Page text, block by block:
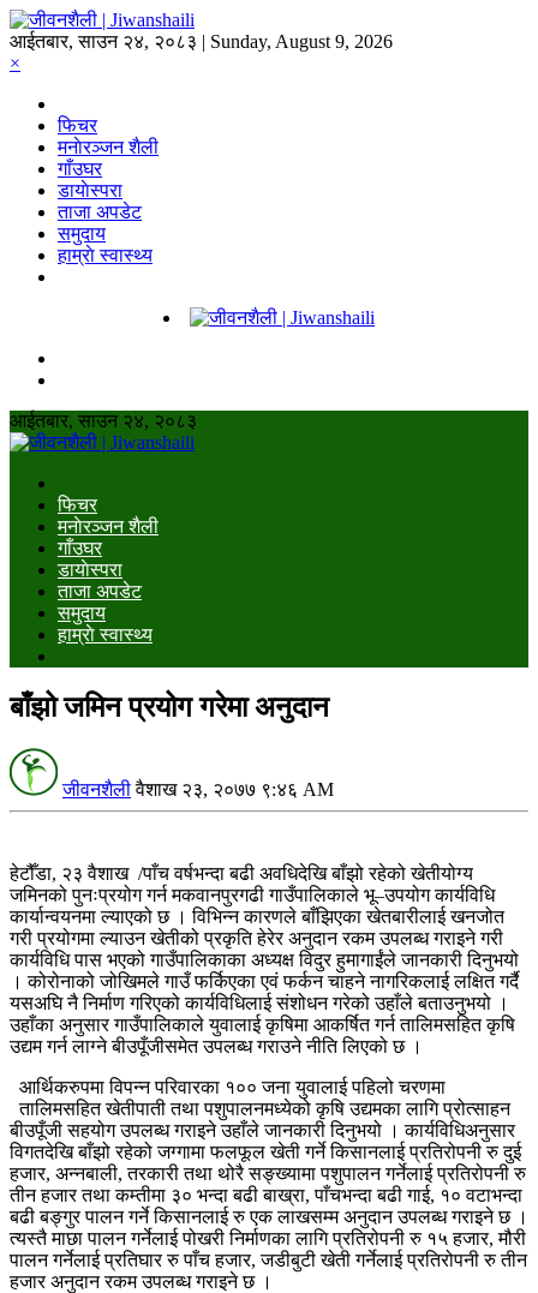
आईतबार, साउन २४, २०८३ | Sunday, August 9, 2026
×
फिचर
मनाेरञ्जन शैली
गाँउघर
डायाेस्परा
ताजा अपडेट
समुदाय
हाम्राे स्वास्थ्य
आईतबार, साउन २४, २०८३
फिचर
मनाेरञ्जन शैली
गाँउघर
डायाेस्परा
ताजा अपडेट
समुदाय
हाम्राे स्वास्थ्य
बाँझो जमिन प्रयोग गरेमा अनुदान
जीवनशैली वैशाख २३, २०७७ ९:४६ AM
हेटौँडा, २३ वैशाख /पाँच वर्षभन्दा बढी अवधिदेखि बाँझो रहेको खेतीयोग्य
जमिनको पुनःप्रयोग गर्न मकवानपुरगढी गाउँपालिकाले भू–उपयोग कार्यविधि
कार्यान्वयनमा ल्याएको छ । विभिन्न कारणले बाँझिएका खेतबारीलाई खनजोत
गरी प्रयोगमा ल्याउन खेतीको प्रकृति हेरेर अनुदान रकम उपलब्ध गराइने गरी
कार्यविधि पास भएको गाउँपालिकाका अध्यक्ष विदुर हुमागाईंले जानकारी दिनुभयो
। कोरोनाको जोखिमले गाउँ फर्किएका एवं फर्कन चाहने नागरिकलाई लक्षित गर्दै
यसअघि नै निर्माण गरिएको कार्यविधिलाई संशोधन गरेको उहाँले बताउनुभयो ।
उहाँका अनुसार गाउँपालिकाले युवालाई कृषिमा आकर्षित गर्न तालिमसहित कृषि
उद्यम गर्न लाग्ने बीउपूँजीसमेत उपलब्ध गराउने नीति लिएको छ ।
आर्थिकरुपमा विपन्न परिवारका १०० जना युवालाई पहिलो चरणमा
तालिमसहित खेतीपाती तथा पशुपालनमध्येको कृषि उद्यमका लागि प्रोत्साहन
बीउपूँजी सहयोग उपलब्ध गराइने उहाँले जानकारी दिनुभयो । कार्यविधिअनुसार
विगतदेखि बाँझो रहेको जग्गामा फलफूल खेती गर्ने किसानलाई प्रतिरोपनी रु दुई
हजार, अन्नबाली, तरकारी तथा थोरै सङ्ख्यामा पशुपालन गर्नेलाई प्रतिरोपनी रु
तीन हजार तथा कम्तीमा ३० भन्दा बढी बाख्रा, पाँचभन्दा बढी गाई, १० वटाभन्दा
बढी बङ्गुर पालन गर्ने किसानलाई रु एक लाखसम्म अनुदान उपलब्ध गराइने छ ।
त्यस्तै माछा पालन गर्नेलाई पोखरी निर्माणका लागि प्रतिरोपनी रु १५ हजार, मौरी
पालन गर्नेलाई प्रतिघार रु पाँच हजार, जडीबुटी खेती गर्नेलाई प्रतिरोपनी रु तीन
हजार अनुदान रकम उपलब्ध गराइने छ ।